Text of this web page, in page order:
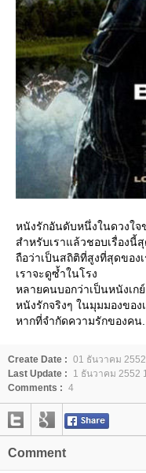
หนังรักอันดับหนึ่งในดวงใจ
สำหรับเราแล้วชอบเรื่องนี้
ถือว่าเป็นสถิติที่สูงที่สุดของ
เราจะดูซ้ำในโรง
หลายคนบอกว่าเป็นหนังเก
หนังรักจริงๆ ในมุมมองของ
หากที่จำกัดความรักของคน
Create Date : 01 ธันวาคม 2552
Last Update :
1 ธันวาคม 2552
Comments : 4
Comment